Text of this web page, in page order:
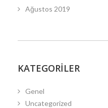
Ağustos 2019
KATEGORILER
Genel
Uncategorized